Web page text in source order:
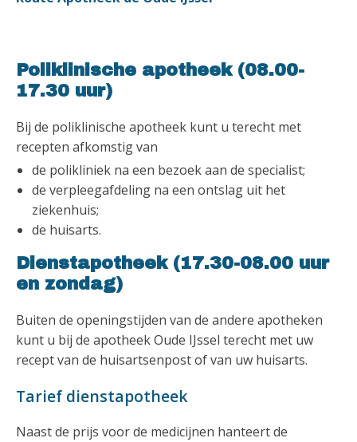
Poliklinische apotheek (08.00-
17.30 uur)
Bij de poliklinische apotheek kunt u terecht met
recepten afkomstig van
de polikliniek na een bezoek aan de specialist;
de verpleegafdeling na een ontslag uit het
ziekenhuis;
de huisarts.
Dienstapotheek (17.30-08.00 uur
en zondag)
Buiten de openingstijden van de andere apotheken
kunt u bij de apotheek Oude IJssel terecht met uw
recept van de huisartsenpost of van uw huisarts.
Tarief dienstapotheek
Naast de prijs voor de medicijnen hanteert de